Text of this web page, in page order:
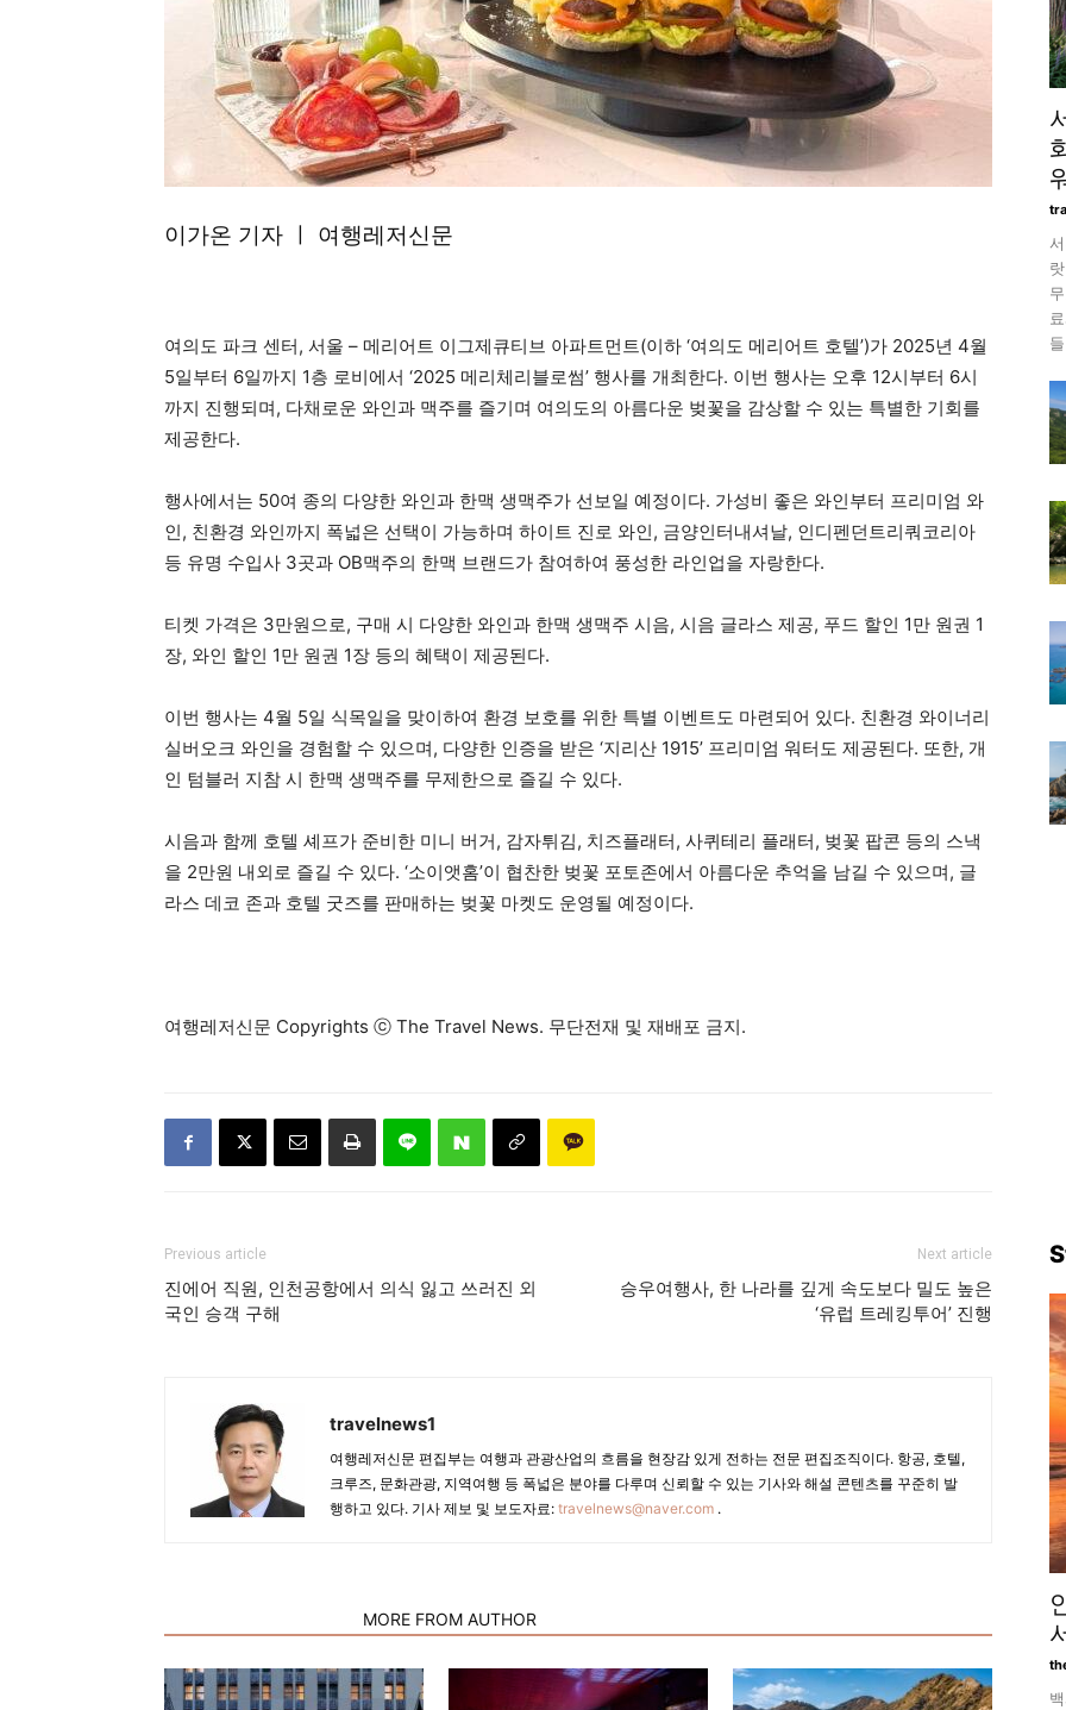
이가온 기자 ㅣ 여행레저신문
여의도 파크 센터, 서울 – 메리어트 이그제큐티브 아파트먼트(이하 ‘여의도 메리어트 호텔’)가 2025년 4월
5일부터 6일까지 1층 로비에서 ‘2025 메리체리블로썸’ 행사를 개최한다. 이번 행사는 오후 12시부터 6시
까지 진행되며, 다채로운 와인과 맥주를 즐기며 여의도의 아름다운 벚꽃을 감상할 수 있는 특별한 기회를
제공한다.
행사에서는 50여 종의 다양한 와인과 한맥 생맥주가 선보일 예정이다. 가성비 좋은 와인부터 프리미엄 와
인, 친환경 와인까지 폭넓은 선택이 가능하며 하이트 진로 와인, 금양인터내셔날, 인디펜던트리쿼코리아
등 유명 수입사 3곳과 OB맥주의 한맥 브랜드가 참여하여 풍성한 라인업을 자랑한다.
티켓 가격은 3만원으로, 구매 시 다양한 와인과 한맥 생맥주 시음, 시음 글라스 제공, 푸드 할인 1만 원권 1
장, 와인 할인 1만 원권 1장 등의 혜택이 제공된다.
이번 행사는 4월 5일 식목일을 맞이하여 환경 보호를 위한 특별 이벤트도 마련되어 있다. 친환경 와이너리
실버오크 와인을 경험할 수 있으며, 다양한 인증을 받은 ‘지리산 1915’ 프리미엄 워터도 제공된다. 또한, 개
인 텀블러 지참 시 한맥 생맥주를 무제한으로 즐길 수 있다.
시음과 함께 호텔 셰프가 준비한 미니 버거, 감자튀김, 치즈플래터, 사퀴테리 플래터, 벚꽃 팝콘 등의 스낵
을 2만원 내외로 즐길 수 있다. ‘소이앳홈’이 협찬한 벚꽃 포토존에서 아름다운 추억을 남길 수 있으며, 글
라스 데코 존과 호텔 굿즈를 판매하는 벚꽃 마켓도 운영될 예정이다.
여행레저신문 Copyrights ⓒ The Travel News. 무단전재 및 재배포 금지.
Previous article
진에어 직원, 인천공항에서 의식 잃고 쓰러진 외
국인 승객 구해
Next article
승우여행사, 한 나라를 깊게 속도보다 밀도 높은
‘유럽 트레킹투어’ 진행
travelnews1
여행레저신문 편집부는 여행과 관광산업의 흐름을 현장감 있게 전하는 전문 편집조직이다. 항공, 호텔,
크루즈, 문화관광, 지역여행 등 폭넓은 분야를 다루며 신뢰할 수 있는 기사와 해설 콘텐츠를 꾸준히 발
행하고 있다. 기사 제보 및 보도자료: travelnews@naver.com .
MORE FROM AUTHOR